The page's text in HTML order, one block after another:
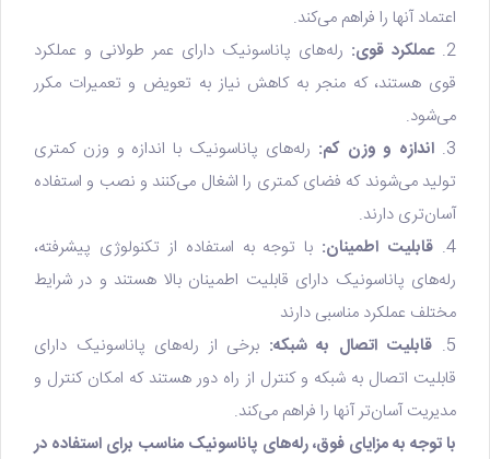
اعتماد آنها را فراهم می‌کند.
2. عملکرد قوی: رله‌های پاناسونیک دارای عمر طولانی و عملکرد
قوی هستند، که منجر به کاهش نیاز به تعویض و تعمیرات مکرر
می‌شود.
3. اندازه و وزن کم: رله‌های پاناسونیک با اندازه و وزن کمتری
تولید می‌شوند که فضای کمتری را اشغال می‌کنند و نصب و استفاده
آسان‌تری دارند.
4. قابلیت اطمینان: با توجه به استفاده از تکنولوژی پیشرفته،
رله‌های پاناسونیک دارای قابلیت اطمینان بالا هستند و در شرایط
مختلف عملکرد مناسبی دارند
5. قابلیت اتصال به شبکه: برخی از رله‌های پاناسونیک دارای
قابلیت اتصال به شبکه و کنترل از راه دور هستند که امکان کنترل و
مدیریت آسان‌تر آنها را فراهم می‌کند.
با توجه به مزایای فوق، رله‌های پاناسونیک مناسب برای استفاده در